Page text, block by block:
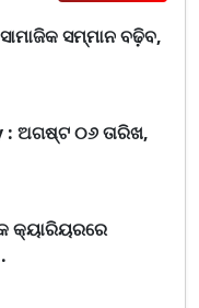
ସମ୍ମାନ ବଢ଼ିବ,
: ଅଗଷ୍ଟ ୦୬ ତାରିଖ,
କ୍ୟାରିୟରରେ